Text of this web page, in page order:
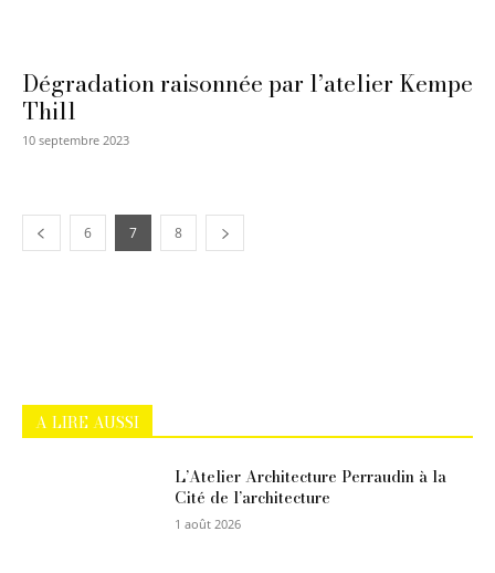
Dégradation raisonnée par l’atelier Kempe
Thill
10 septembre 2023
6 7 8
A LIRE AUSSI
L’Atelier Architecture Perraudin à la
Cité de l’architecture
1 août 2026